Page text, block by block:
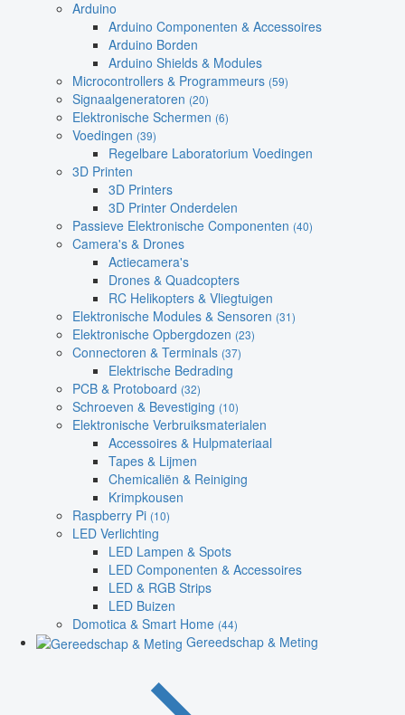
Arduino
Arduino Componenten & Accessoires
Arduino Borden
Arduino Shields & Modules
Microcontrollers & Programmeurs (59)
Signaalgeneratoren (20)
Elektronische Schermen (6)
Voedingen (39)
Regelbare Laboratorium Voedingen
3D Printen
3D Printers
3D Printer Onderdelen
Passieve Elektronische Componenten (40)
Camera's & Drones
Actiecamera's
Drones & Quadcopters
RC Helikopters & Vliegtuigen
Elektronische Modules & Sensoren (31)
Elektronische Opbergdozen (23)
Connectoren & Terminals (37)
Elektrische Bedrading
PCB & Protoboard (32)
Schroeven & Bevestiging (10)
Elektronische Verbruiksmaterialen
Accessoires & Hulpmateriaal
Tapes & Lijmen
Chemicaliën & Reiniging
Krimpkousen
Raspberry Pi (10)
LED Verlichting
LED Lampen & Spots
LED Componenten & Accessoires
LED & RGB Strips
LED Buizen
Domotica & Smart Home (44)
Gereedschap & Meting